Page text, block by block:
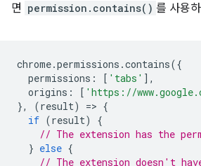
면 permission.contains() 를 사용
chrome.permissions .contains({
permissions : [ 'tabs' ],
origins : [ 'https://
},
(result) => {
if (result)
{
// The extension has the
} else {
// The extension doesn't